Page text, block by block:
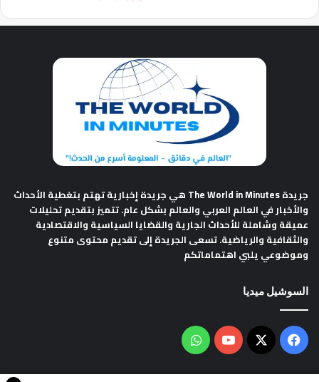
جريدة The World in Minutes
هي جريدة إخبارية تهتم بتغطية الأحداث
والأخبار في العالم العربي والعالم بشكل عام. تتميز بتقديم تحليلات
عميقة وشاملة للأحداث الجارية والقضايا السياسية والاقتصادية
والثقافية والرياضية. تسعى الجريدة إلى تقديم محتوى متنوع
وموضوعي يلبي اهتماماتكم
السوشيل ميديا
فيسبوك
‫X
‫YouTubeواتساب